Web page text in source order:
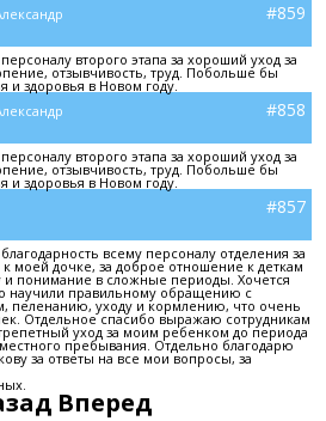
#859
второго этапа за хороший уход за
отзывчивость, труд. Побольше бы
и здоровья в Новом году.
#858
второго этапа за хороший уход за
отзывчивость, труд. Побольше бы
и здоровья в Новом году.
#857
всему персоналу отделения за
моей дочке, за доброе отношение к деткам
и понимание в сложные периоды. Хочется
научили правильному обращению с
уходу и кормлению, что очень
Отдельное спасибо выражаю сотрудникам
уход за моим ребенком до периода
пребывания. Отдельно благодарю
за ответы на все мои вопросы, за
Вперед